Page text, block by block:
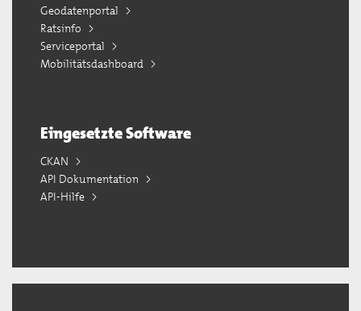
Geodatenportal
Ratsinfo
Serviceportal
Mobilitätsdashboard
Eingesetzte Software
CKAN
API Dokumentation
API-Hilfe